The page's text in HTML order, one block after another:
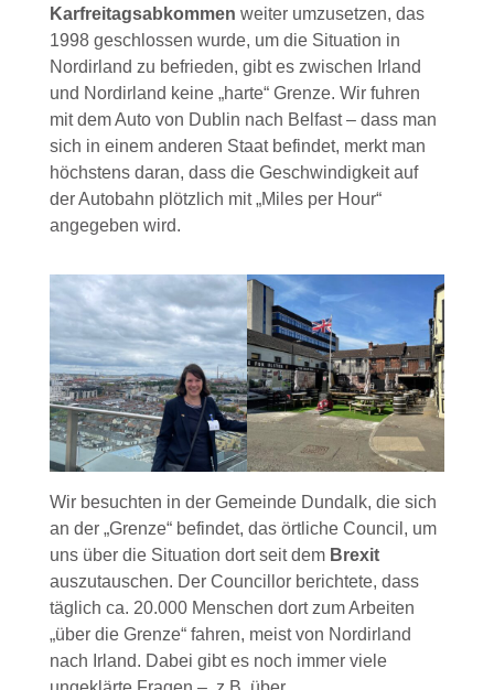
Karfreitagsabkommen weiter umzusetzen, das
1998 geschlossen wurde, um die Situation in
Nordirland zu befrieden, gibt es zwischen Irland
und Nordirland keine „harte“ Grenze. Wir fuhren
mit dem Auto von Dublin nach Belfast – dass man
sich in einem anderen Staat befindet, merkt man
höchstens daran, dass die Geschwindigkeit auf
der Autobahn plötzlich mit „Miles per Hour“
angegeben wird.
Wir besuchten in der Gemeinde Dundalk, die sich
an der „Grenze“ befindet, das örtliche Council, um
uns über die Situation dort seit dem Brexit
auszutauschen. Der Councillor berichtete, dass
täglich ca. 20.000 Menschen dort zum Arbeiten
„über die Grenze“ fahren, meist von Nordirland
nach Irland. Dabei gibt es noch immer viele